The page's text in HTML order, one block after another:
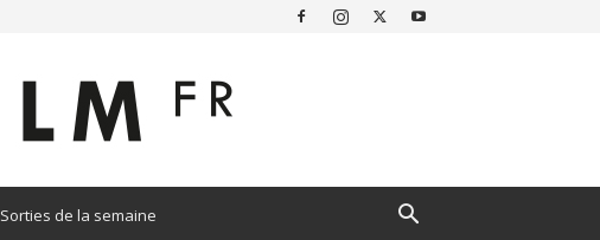
Sorties de la semaine